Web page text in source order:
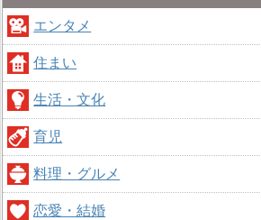
エンタメ
住まい
生活・文化
育児
料理・グルメ
恋愛・結婚